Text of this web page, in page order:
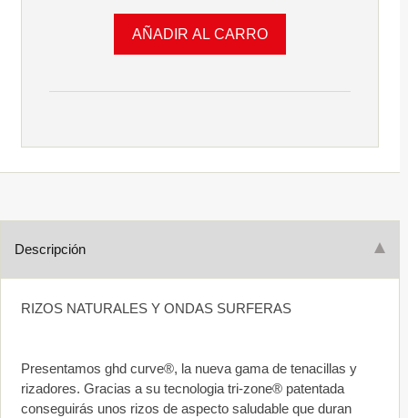
Descripción
RIZOS NATURALES Y ONDAS SURFERAS
Presentamos ghd curve®, la nueva gama de tenacillas y
rizadores. Gracias a su tecnologia tri-zone® patentada
conseguirás unos rizos de aspecto saludable que duran